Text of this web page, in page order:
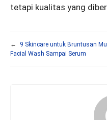
tetapi kualitas yang
←
9 Skincare untuk Bruntusan
Facial Wash Sampai Serum